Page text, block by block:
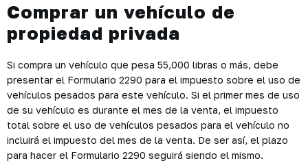
Comprar un vehículo de
propiedad privada
Si compra un vehículo que pesa 55,000 libras o más, debe
presentar el Formulario 2290 para el impuesto sobre el uso de
vehículos pesados para este vehículo. Si el primer mes de uso
de su vehículo es durante el mes de la venta, el impuesto
total sobre el uso de vehículos pesados para el vehículo no
incluirá el impuesto del mes de la venta. De ser así, el plazo
para hacer el Formulario 2290 seguirá siendo el mismo.